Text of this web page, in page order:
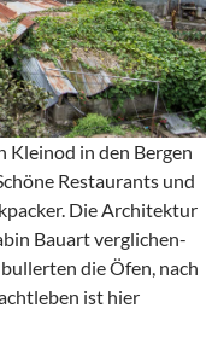
Kleinod in den Bergen
Restaurants und
Die Architektur
Bauart verglichen-
die Öfen, nach
ist hier